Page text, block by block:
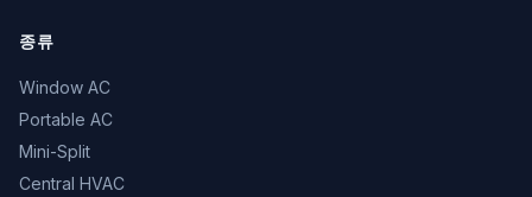
종류
Window AC
Portable AC
Mini-Split
Central HVAC